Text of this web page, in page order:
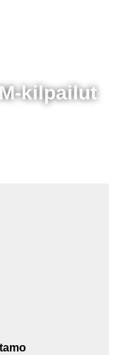
kilpailut